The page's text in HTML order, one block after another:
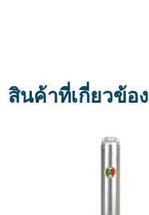
สินค้าที่เกี่ยวข้อง